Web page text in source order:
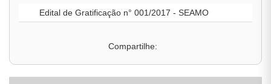
Edital de Gratificação n° 001/2017 - SEAMO
Compartilhe: